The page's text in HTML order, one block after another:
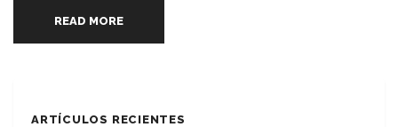
READ MORE
ARTÍCULOS RECIENTES